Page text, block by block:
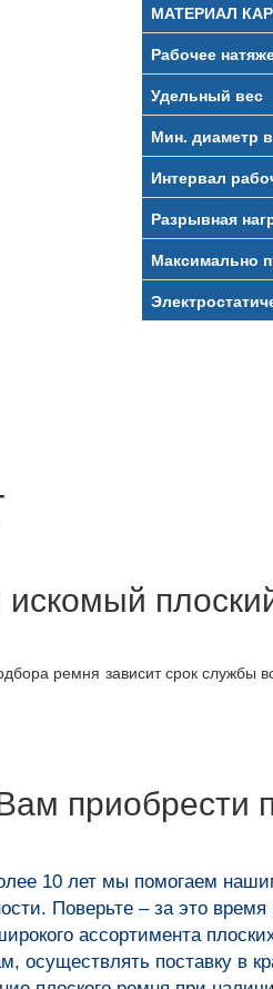
МАТЕРИАЛ
Рабочее
Удельный вес
Мин. диаметр
Интервал
Разрывная
Максимально
ремня зависит срок службы
10 лет мы помогаем
. Поверьте – за это
ассортимента
осуществлять поставку в